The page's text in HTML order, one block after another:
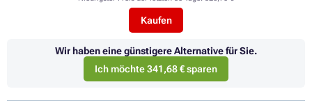
Kaufen
Wir haben eine günstigere Alternative für Sie.
Ich möchte 341,68 € sparen